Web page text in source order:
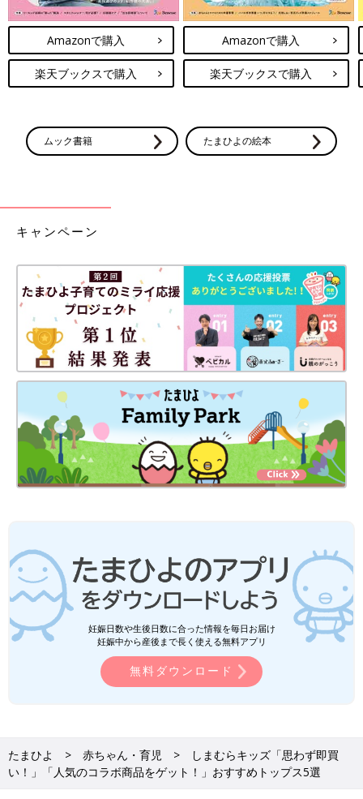
Amazonで購入
楽天ブックスで購入
Amazonで購入
楽天ブックスで購入
ムック書籍 たまひよの絵本
キャンペーン
妊娠日数や生後日数に合った情報を毎日お届け
妊娠中から産後まで長く使える無料アプリ
無料ダウンロード
たまひよ 赤ちゃん・育児
しまむらキッズ「思わず即買
い！」「人気のコラボ商品をゲット！」おすすめトップス5選